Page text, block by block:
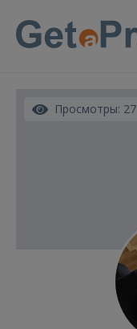
Просмотры: 27